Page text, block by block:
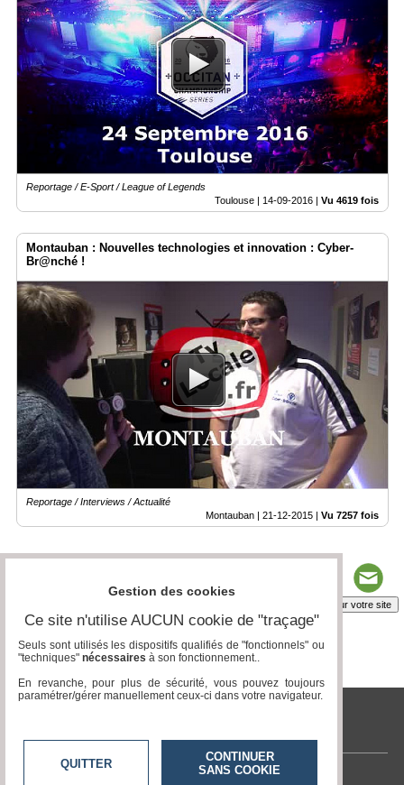
Reportage / E-Sport / League of Legends
Toulouse | 14-09-2016 | Vu 4619 fois
Montauban : Nouvelles technologies et innovation : Cyber-
Br@nché !
Reportage / Interviews / Actualité
Montauban | 21-12-2015 Vu 7257 fois
Insérez sur votre site
tvlocale.fr
Gestion des cookies
Ce site n'utilise AUCUN cookie de "traçage"
Seuls sont utilisés les dispositifs qualifiés de "fonctionnels" ou
"techniques" nécessaires à son fonctionnement..
En revanche, pour plus de sécurité, vous pouvez toujours
paramétrer/gérer manuellement ceux-ci dans votre navigateur.
QUITTER
CONTINUER
SANS COOKIE